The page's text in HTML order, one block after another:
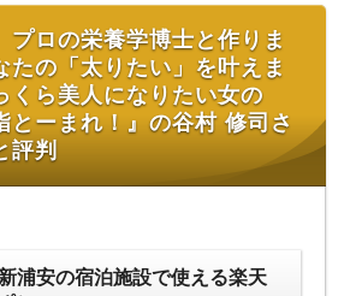
プロの栄養学博士と作りま
たの「太りたい」を叶えま
くら美人になりたい女の
とーまれ！』の谷村 修司さ
判
浦安の宿泊施設で使える楽天